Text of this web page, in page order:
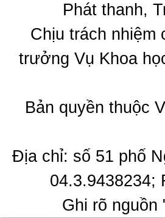
Phát thanh,
Chịu trách nhiệm
trưởng Vụ Khoa
Bản quyền thuộc
Địa chỉ: số 51 phố
04.3.9438234;
Ghi rõ nguồn